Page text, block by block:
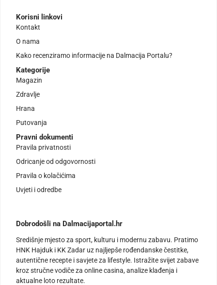
Korisni linkovi
Kontakt
O nama
Kako recenziramo informacije na Dalmacija Portalu?
Kategorije
Magazin
Zdravlje
Hrana
Putovanja
Pravni dokumenti
Pravila privatnosti
Odricanje od odgovornosti
Pravila o kolačićima
Uvjeti i odredbe
Dobrodošli na Dalmacijaportal.hr
Središnje mjesto za sport, kulturu i modernu zabavu. Pratimo
HNK Hajduk i KK Zadar uz najljepše rođendanske čestitke,
autentične recepte i savjete za lifestyle. Istražite svijet zabave
kroz stručne vodiče za online casina, analize klađenja i
aktualne loto rezultate.